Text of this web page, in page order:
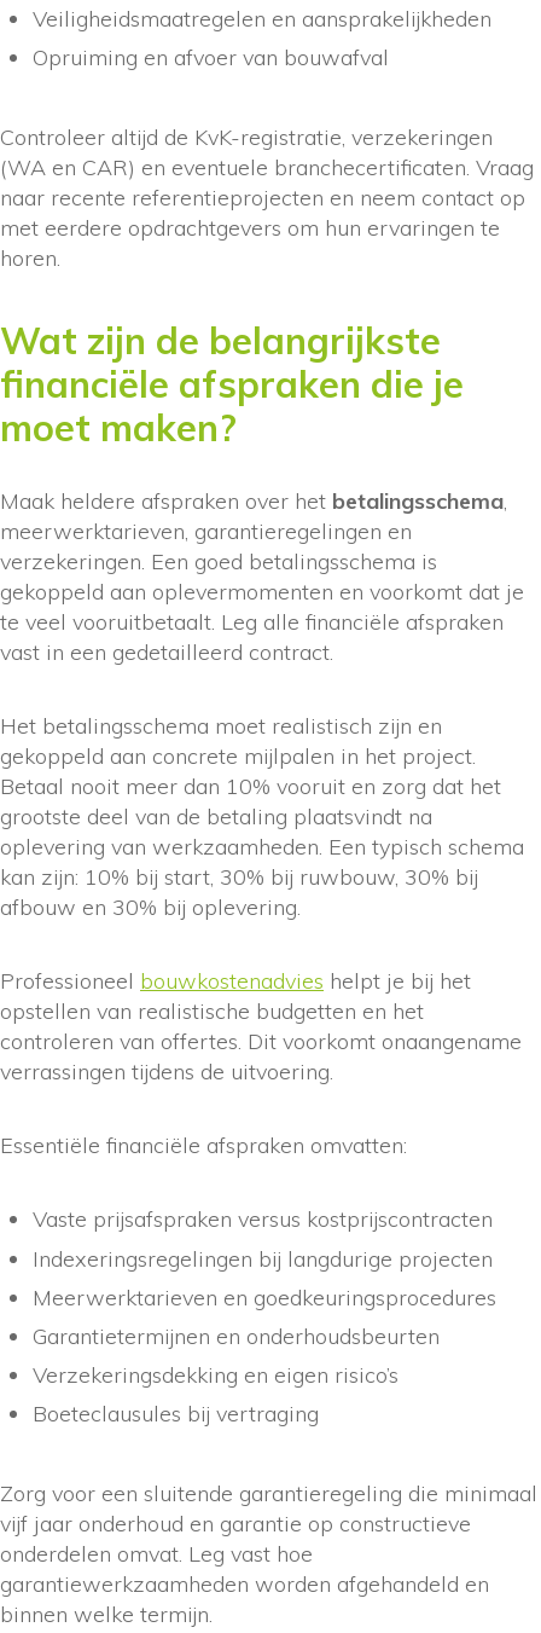
Veiligheidsmaatregelen en aansprakelijkheden
Opruiming en afvoer van bouwafval
Controleer altijd de KvK-registratie, verzekeringen
(WA en CAR) en eventuele branchecertificaten. Vraag
naar recente referentieprojecten en neem contact op
met eerdere opdrachtgevers om hun ervaringen te
horen.
Wat zijn de belangrijkste
financiële afspraken die je
moet maken?
Maak heldere afspraken over het betalingsschema,
meerwerktarieven, garantieregelingen en
verzekeringen. Een goed betalingsschema is
gekoppeld aan oplevermomenten en voorkomt dat je
te veel vooruitbetaalt. Leg alle financiële afspraken
vast in een gedetailleerd contract.
Het betalingsschema moet realistisch zijn en
gekoppeld aan concrete mijlpalen in het project.
Betaal nooit meer dan 10% vooruit en zorg dat het
grootste deel van de betaling plaatsvindt na
oplevering van werkzaamheden. Een typisch schema
kan zijn: 10% bij start, 30% bij ruwbouw, 30% bij
afbouw en 30% bij oplevering.
Professioneel bouwkostenadvies helpt je bij het
opstellen van realistische budgetten en het
controleren van offertes. Dit voorkomt onaangename
verrassingen tijdens de uitvoering.
Essentiële financiële afspraken omvatten:
Vaste prijsafspraken versus kostprijscontracten
Indexeringsregelingen bij langdurige projecten
Meerwerktarieven en goedkeuringsprocedures
Garantietermijnen en onderhoudsbeurten
Verzekeringsdekking en eigen risico’s
Boeteclausules bij vertraging
Zorg voor een sluitende garantieregeling die minimaal
vijf jaar onderhoud en garantie op constructieve
onderdelen omvat. Leg vast hoe
garantiewerkzaamheden worden afgehandeld en
binnen welke termijn.